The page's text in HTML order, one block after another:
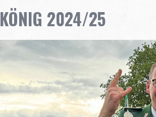
KÖNIG 2024/25